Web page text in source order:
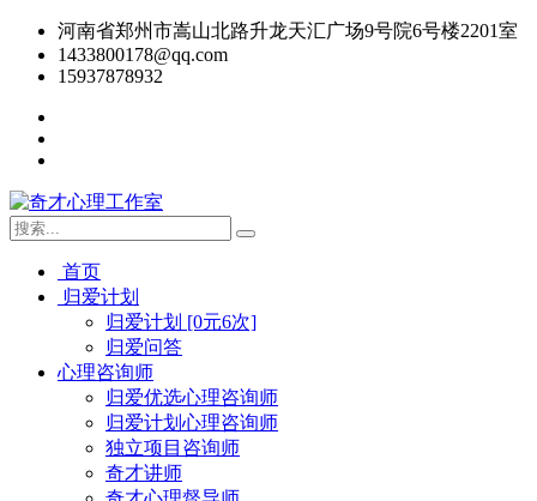
河南省郑州市嵩山北路升龙天汇广场9号院6号楼2201室
1433800178@qq.com
15937878932
首页
归爱计划
归爱计划 [0元6次]
归爱问答
心理咨询师
归爱优选心理咨询师
归爱计划心理咨询师
独立项目咨询师
奇才讲师